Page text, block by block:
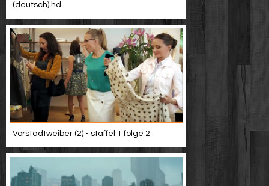
(deutsch) hd
Vorstadtweiber (2) - staffel 1 folge 2